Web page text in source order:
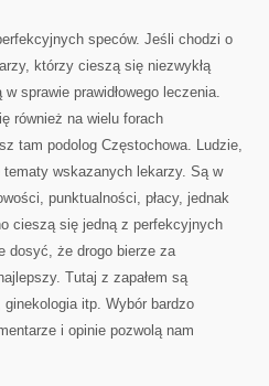
ZASTĘPOWANY
JEST
MACHINY
speców. Jeśli chodzi o
którzy cieszą się niezwykłą
sprawie prawidłowego leczenia.
również na wielu forach
tam podolog Częstochowa. Ludzie,
wskazanych lekarzy. Są w
punktualności, płacy, jednak
cieszą się jedną z perfekcyjnych
dosyć, że drogo bierze za
Tutaj z zapałem są
itp. Wybór bardzo
i opinie pozwolą nam